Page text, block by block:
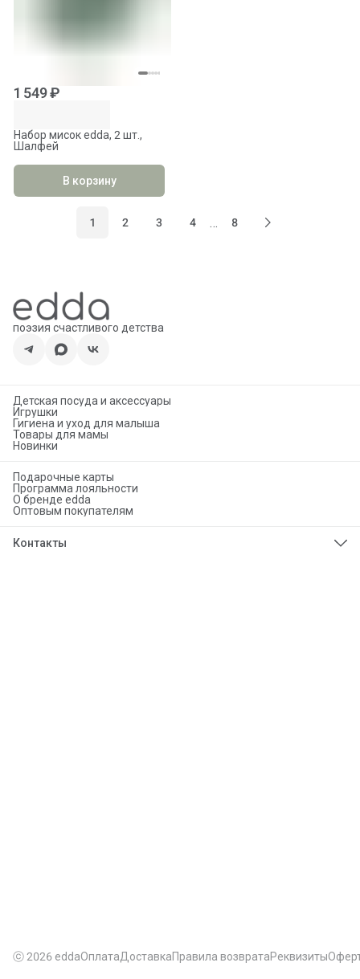
1 549 ₽
Набор мисок edda, 2 шт.,
Шалфей
В корзину
1 2 3 4 … 8
поэзия счастливого детства
Детская посуда и аксессуары
Игрушки
Гигиена и уход для малыша
Товары для мамы
Новинки
Подарочные карты
Программа лояльности
О бренде edda
Оптовым покупателям
Контакты
ⓒ 2026 eddaОплатаДоставкаПравила возвратаРеквизиты